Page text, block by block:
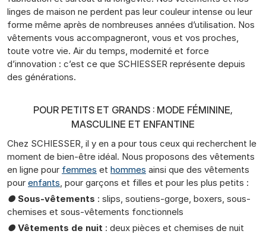
linges de maison ne perdent pas leur couleur intense ou leur
forme même après de nombreuses années d’utilisation. Nos
vêtements vous accompagneront, vous et vos proches,
toute votre vie. Air du temps, modernité et force
d’innovation : c’est ce que SCHIESSER représente depuis
des générations.
POUR PETITS ET GRANDS : MODE FÉMININE,
MASCULINE ET ENFANTINE
Chez SCHIESSER, il y en a pour tous ceux qui recherchent le
moment de bien-être idéal. Nous proposons des vêtements
en ligne pour femmes et hommes ainsi que des vêtements
pour enfants , pour garçons et filles et pour les plus petits :
● Sous-vêtements : slips, soutiens-gorge, boxers, sous-
chemises et sous-vêtements fonctionnels
● Vêtements de nuit : deux pièces et chemises de nuit